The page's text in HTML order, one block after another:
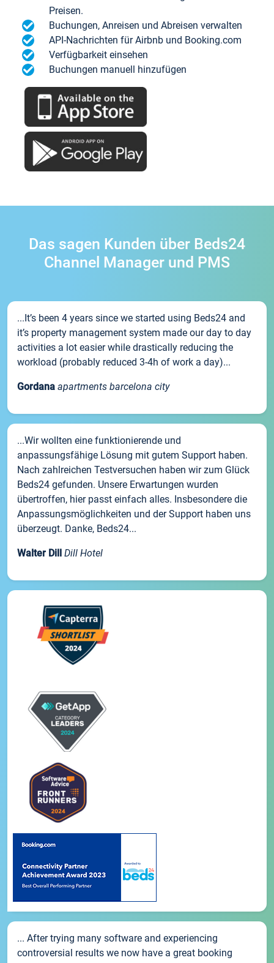
Preisen.
Buchungen, Anreisen und Abreisen verwalten
API-Nachrichten für Airbnb und Booking.com
Verfügbarkeit einsehen
Buchungen manuell hinzufügen
Das sagen Kunden über Beds24
Channel Manager und PMS
...It’s been 4 years since we started using Beds24 and
it’s property management system made our day to day
activities a lot easier while drastically reducing the
workload (probably reduced 3-4h of work a day)...
Gordana apartments barcelona city
...Wir wollten eine funktionierende und
anpassungsfähige Lösung mit gutem Support haben.
Nach zahlreichen Testversuchen haben wir zum Glück
Beds24 gefunden. Unsere Erwartungen wurden
übertroffen, hier passt einfach alles. Insbesondere die
Anpassungsmöglichkeiten und der Support haben uns
überzeugt. Danke, Beds24...
Walter Dill Dill Hotel
... After trying many software and experiencing
controversial results we now have a great booking